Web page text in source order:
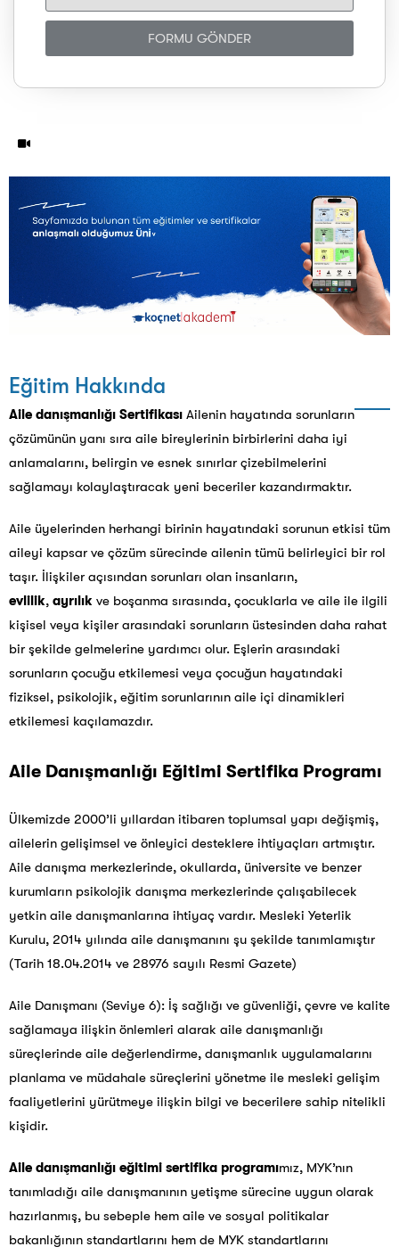
Eğitim Hakkında
Aile danışmanlığı Sertifikası Ailenin hayatında sorunların
çözümünün yanı sıra aile bireylerinin birbirlerini daha iyi
anlamalarını, belirgin ve esnek sınırlar çizebilmelerini
sağlamayı kolaylaştıracak yeni beceriler kazandırmaktır.
Aile üyelerinden herhangi birinin hayatındaki sorunun etkisi tüm
aileyi kapsar ve çözüm sürecinde ailenin tümü belirleyici bir rol
taşır. İlişkiler açısından sorunları olan insanların,
evlilik, ayrılık ve boşanma sırasında, çocuklarla ve aile ile ilgili
kişisel veya kişiler arasındaki sorunların üstesinden daha rahat
bir şekilde gelmelerine yardımcı olur. Eşlerin arasındaki
sorunların çocuğu etkilemesi veya çocuğun hayatındaki
fiziksel, psikolojik, eğitim sorunlarının aile içi dinamikleri
etkilemesi kaçılamazdır.
Aile Danışmanlığı Eğitimi Sertifika Programı
Ülkemizde 2000’li yıllardan itibaren toplumsal yapı değişmiş,
ailelerin gelişimsel ve önleyici desteklere ihtiyaçları artmıştır.
Aile danışma merkezlerinde, okullarda, üniversite ve benzer
kurumların psikolojik danışma merkezlerinde çalışabilecek
yetkin aile danışmanlarına ihtiyaç vardır. Mesleki Yeterlik
Kurulu, 2014 yılında aile danışmanını şu şekilde tanımlamıştır
(Tarih 18.04.2014 ve 28976 sayılı Resmi Gazete)
Aile Danışmanı (Seviye 6): İş sağlığı ve güvenliği, çevre ve kalite
sağlamaya ilişkin önlemleri alarak aile danışmanlığı
süreçlerinde aile değerlendirme, danışmanlık uygulamalarını
planlama ve müdahale süreçlerini yönetme ile mesleki gelişim
faaliyetlerini yürütmeye ilişkin bilgi ve becerilere sahip nitelikli
kişidir.
Aile danışmanlığı eğitimi sertifika programımız, MYK’nın
tanımladığı aile danışmanının yetişme sürecine uygun olarak
hazırlanmış, bu sebeple hem aile ve sosyal politikalar
bakanlığının standartlarını hem de MYK standartlarını
FORMU GÖNDER